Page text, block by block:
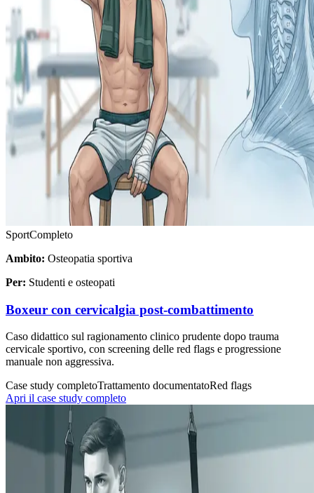
SportCompleto
Ambito: Osteopatia sportiva
Per: Studenti e osteopati
Boxeur con cervicalgia post-combattimento
Caso didattico sul ragionamento clinico prudente dopo trauma
cervicale sportivo, con screening delle red flags e progressione
manuale non aggressiva.
Case study completoTrattamento documentatoRed flags
Apri il case study completo